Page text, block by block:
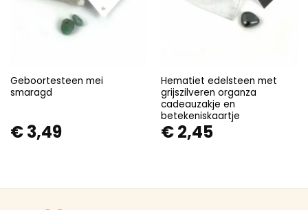
Geboortesteen mei
smaragd
€3,49
Hematiet edelsteen met
grijszilveren organza
cadeauzakje en
betekeniskaartje
€2,45